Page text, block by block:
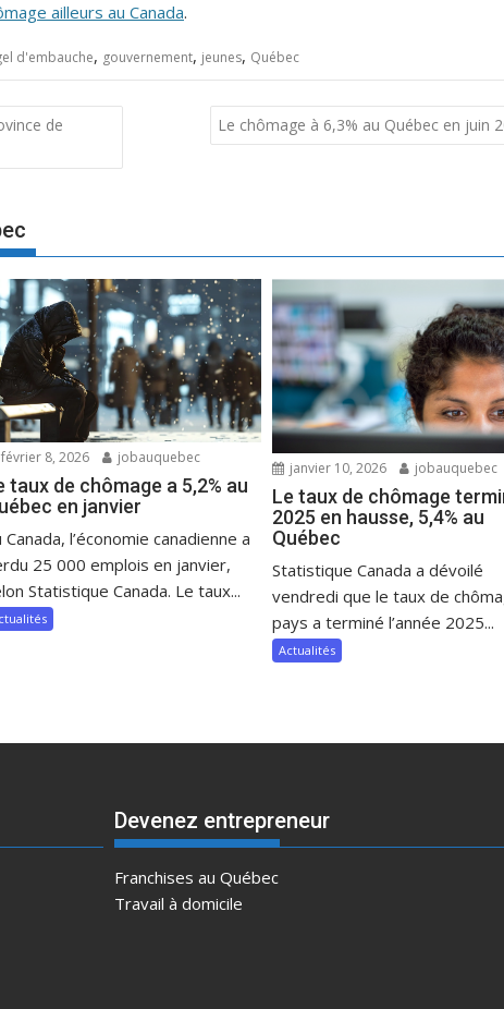
ailleurs au Canada.
d'embauche, gouvernement, jeunes, Québec
de
Le chômage à 6,3% au Québec en juin
février 8, 2026 jobauquebec
taux de chômage a 5,2% au
en janvier
Canada, l’économie canadienne a
25 000 emplois en janvier,
Statistique Canada. Le taux...
janvier 10, 2026 jobauquebec
Le taux de chômage
2025 en hausse, 5,4% au
Québec
Statistique Canada a dévoilé
vendredi que le taux de
pays a terminé l’année 2025...
Actualités
Devenez entrepreneur
Franchises au Québec
Travail à domicile